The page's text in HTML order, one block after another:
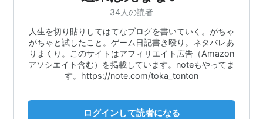
34人の読者
人生を切り貼りしてはてなブログを書いていく。がちゃ
がちゃと試したこと。ゲーム日記書き殴り。ネタバレあ
りまくり。このサイトはアフィリエイト広告（Amazon
アソシエイト含む）を掲載しています。noteもやってま
す。https://note.com/toka_tonton
ログインして読者になる